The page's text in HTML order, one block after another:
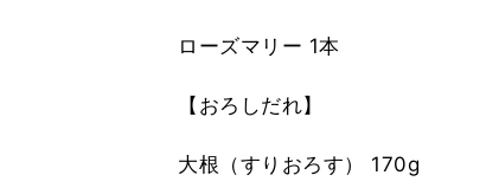
ローズマリー 1本
【おろしだれ】
大根（すりおろす） 170g